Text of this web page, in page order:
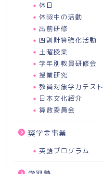
休日
休暇中の活動
出前研修
四則計算強化活動
土曜授業
学年別教員研修会
授業研究
教員対象学力テスト
日本文化紹介
算数委員会
奨学金事業
英語プログラム